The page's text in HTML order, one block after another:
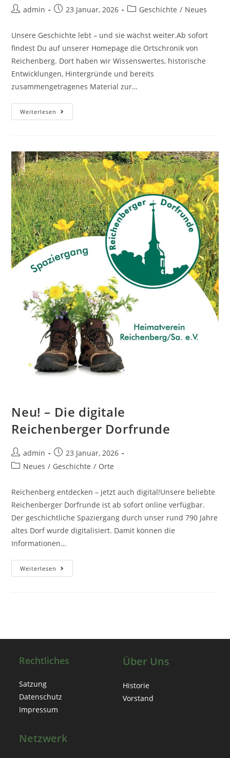
Beitrags-
admin
Beitrag23 Januar, 2026
Beitrags-
Geschichte / Neues
Unsere Geschichte lebt – und sie wächst weiter.Ab sofort
findest Du auf unserer Homepage die Ortschronik von
Reichenberg. Dort haben wir Wissenswertes, historische
Entwicklungen, Hintergründe und bereits
zusammengetragenes Material zur…
Weiterlesen Neu
Auf
Reichenberger
Ortschronik
–
Und
Du
Kannst
Mitwirken!
Neu! – Die digitale
Reichenberger Dorfrunde
Beitrags-
Autor:
admin
Beitrag
veröffentlicht:
23 Januar, 2026
Beitrags-
Neues / Geschichte / Orte
Reichenberg entdecken – jetzt auch digital!Unsere beliebte
Reichenberger Dorfrunde ist ab sofort online verfügbar.
Der geschichtliche Spaziergang durch unser rund 790 Jahre
altes Dorf wurde digitalisiert. Damit können die
Informationen…
Weiterlesen Neu!
–
Rechtliches
Satzung
Datenschutz
Impressum
Über Uns
Historie
Vorstand
Netzwerk